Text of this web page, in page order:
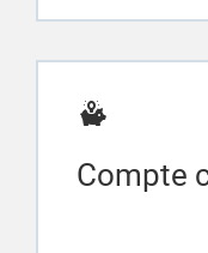
Compte